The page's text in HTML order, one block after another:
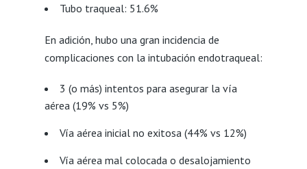
Tubo traqueal: 51.6%
En adición, hubo una gran incidencia de
complicaciones con la intubación endotraqueal:
3 (o más) intentos para asegurar la vía
aérea (19% vs 5%)
Vía aérea inicial no exitosa (44% vs 12%)
Vía aérea mal colocada o desalojamiento